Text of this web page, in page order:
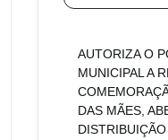
AUTORIZA O
MUNICIPAL A
DAS MÃES,